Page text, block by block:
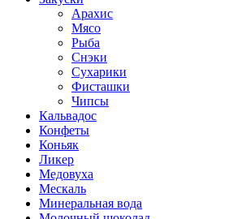
Арахис
Мясо
Рыба
Снэки
Сухарики
Фисташки
Чипсы
Кальвадос
Конфеты
Коньяк
Ликер
Медовуха
Мескаль
Минеральная вода